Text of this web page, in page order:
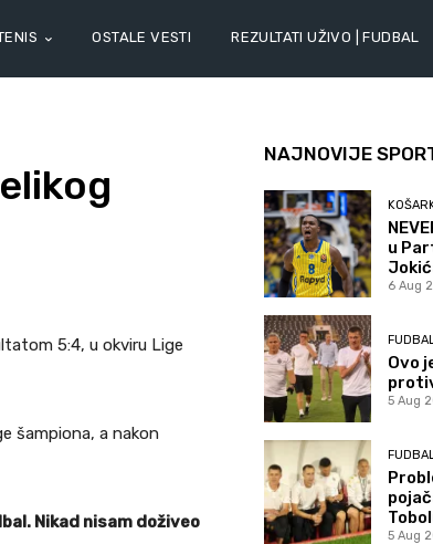
OSTALE VESTI REZULTATI UŽIVO | FUDBAL
5:4, u okviru Lige
šampiona, a nakon
Nikad nisam doživeo
NAJNOVIJE
u
6 Aug
Ovo
5 Aug
5 Aug